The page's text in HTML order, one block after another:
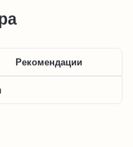
Рекомендации